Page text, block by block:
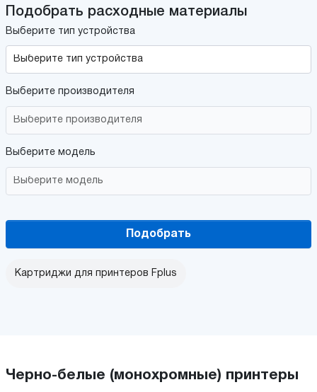
Подобрать расходные материалы
Выберите тип устройства
Выберите производителя
Выберите модель
Подобрать
Картриджи для принтеров Fplus
Черно-белые (монохромные) принтеры